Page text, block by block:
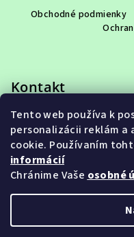
Tento web používa k
personalizácii reklám a
cookie. Používaním
informácií
Chránime Vaše osobné
i
Obchodné podmienky
Kontakt
eshop@adet.sk
+421 948 953 910